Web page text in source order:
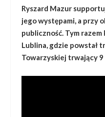
Ryszard Mazur
jego występami, a przy
publiczność. Tym
Lublina, gdzie powstał
Towarzyskiej trwający